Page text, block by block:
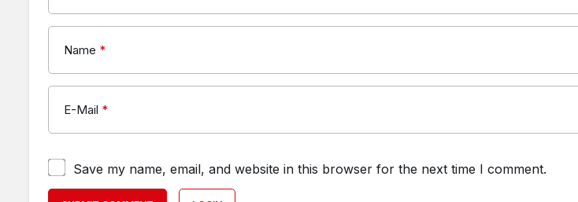
Name *
E-Mail *
Save my name, email, and website in this browser for the next time I comment.